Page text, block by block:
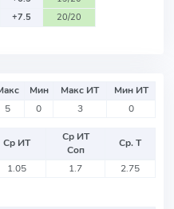
+7.5
20/20
Мин Макс ИТ
Мин ИТ
5 0 3 0
Ср ИТ
Ср ИТ
Соп
Ср. Т
1.05 1.7 2.75